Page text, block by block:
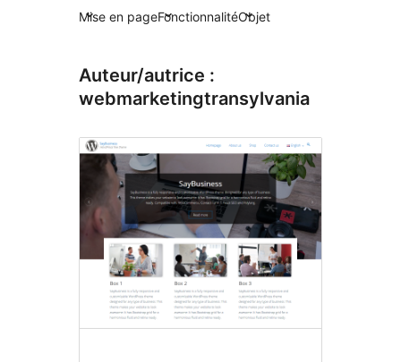
Mise en pageFonctionnalitéObjet
Auteur/autrice :
webmarketingtransylvania